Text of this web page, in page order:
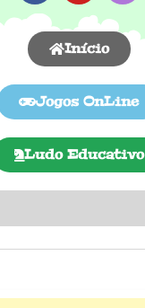
Início
Jogos OnLine
Ludo Educativo